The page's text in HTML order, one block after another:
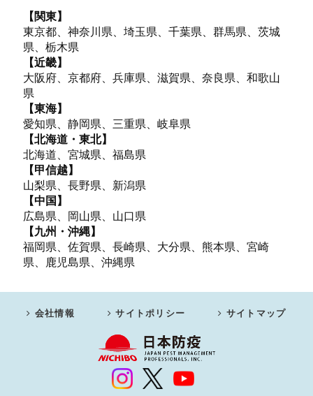
【関東】
東京都、神奈川県、埼玉県、千葉県、群馬県、茨城
県、栃木県
【近畿】
大阪府、京都府、兵庫県、滋賀県、奈良県、和歌山
県
【東海】
愛知県、静岡県、三重県、岐阜県
【北海道・東北】
北海道、宮城県、福島県
【甲信越】
山梨県、長野県、新潟県
【中国】
広島県、岡山県、山口県
【九州・沖縄】
福岡県、佐賀県、長崎県、大分県、熊本県、宮崎
県、鹿児島県、沖縄県
会社情報 サイトポリシー サイトマップ